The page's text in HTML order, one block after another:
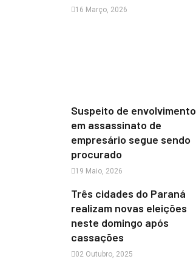
16 Março, 2026
Suspeito de envolvimento
em assassinato de
empresário segue sendo
procurado
19 Maio, 2026
Três cidades do Paraná
realizam novas eleições
neste domingo após
cassações
02 Outubro, 2025